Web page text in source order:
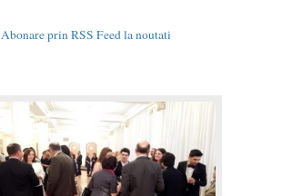
Abonare prin RSS Feed la noutati